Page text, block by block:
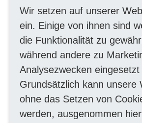
Instandhalter
Handwerk mechanisch
Instandhalter
Schwerpunkt
Instandhaltung
Koordinator
Wir setzen auf unserer
ein. Einige von ihnen sind
die Funktionalität zu
während andere zu
Analysezwecken eingesetzt
Grundsätzlich kann unsere
ohne das Setzen von
werden, ausgenommen